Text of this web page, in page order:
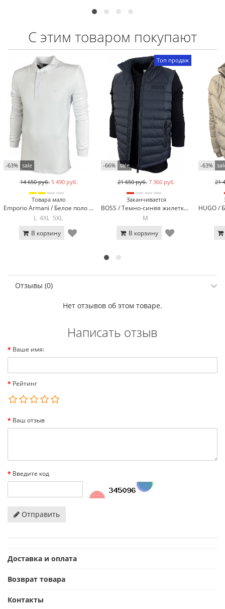
С этим товаром покупают
-63% sale
14 650 руб. 5 490 руб.
Товара мало
Emporio Armani / Белое поло с длинным рукавом Emporio Armani EA500-3
L 4XL 5XL
В корзину
Топ продаж
-66% sale
21 650 руб. 7 360 руб.
Заканчивается
BOSS / Темно-синяя жилетка BOSS HB-360-2
M
В корзину
-63%
21
Отзывы (0)
Нет отзывов об этом товаре.
Написать отзыв
Ваше имя:
Рейтинг
Ваш отзыв
Введите код
Отправить
Доставка и оплата
Возврат товара
Контакты